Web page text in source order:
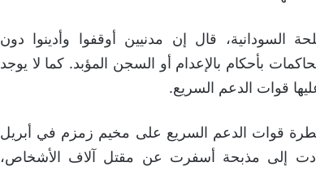
قال إن مدنيين أوقفوا وأدينوا دون
بأحكام بالإعدام أو السجن المؤبد. كما لا يوجد
قوات الدعم السريع.
قوات الدعم السريع على مخيم زمزم في أبريل
أدت إلى مذبحة أسفرت عن مقتل آلاف الأشخاص،